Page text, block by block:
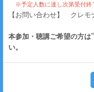
※予定人数に達し次第受付終
【お問い合わせ】 クレ
本参加・聴講ご希望の方は
い。